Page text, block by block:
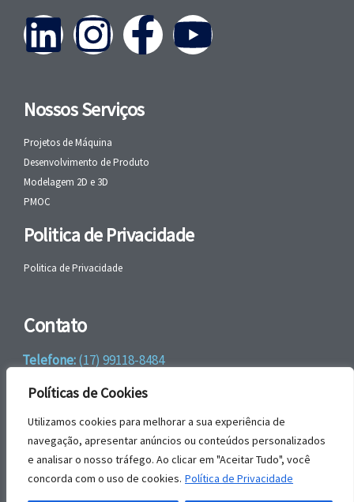
Políticas de Cookies
Utilizamos cookies para melhorar a sua experiência de
navegação, apresentar anúncios ou conteúdos personalizados
e analisar o nosso tráfego. Ao clicar em "Aceitar Tudo", você
concorda com o uso de cookies. Política de Privacidade
Nossos Serviços
Projetos de Máquina
Desenvolvimento de Produto
Modelagem 2D e 3D
PMOC
Politica de Privacidade
Politica de Privacidade
Contato
Telefone:(17) 99118-8484
WhatsApp:+55 (17) 99118-8484
email:faleconosco@gbrengenharia.com
Rua Jatai, nº 81